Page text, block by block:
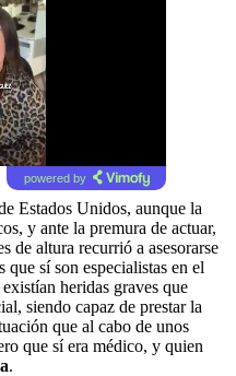
powered by
Estados Unidos, aunque la
y ante la premura de actuar,
de altura recurrió a asesorarse
sí son especialistas en el
heridas graves que
siendo capaz de prestar la
que al cabo de unos
que sí era médico, y quien
.